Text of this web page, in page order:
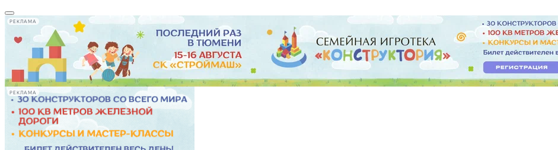
РЕКЛАМА
РЕКЛАМА